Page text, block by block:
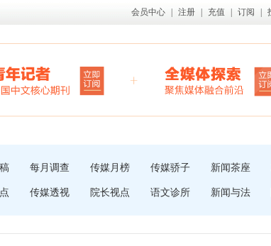
会员中心 注册 充值 订阅
每月调查 传媒月榜 传媒骄子 新闻茶座
传媒透视 院长视点 语文诊所 新闻与法